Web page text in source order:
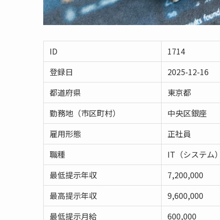
ID
1714
登録日
2025-12-16
都道府県
東京都
勤務地（市区町村）
中央区銀座
雇用形態
正社員
職種
IT（システム
最低提示年収
7,200,000
最高提示年収
9,600,000
最低提示月給
600,000